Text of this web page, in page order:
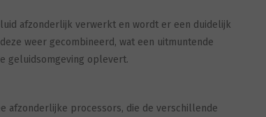
afzonderlijk verwerkt en wordt er een duidelijk
weer gecombineerd, wat een uitmuntende
geluidsomgeving oplevert.
afzonderlijke processors, die de verschillende